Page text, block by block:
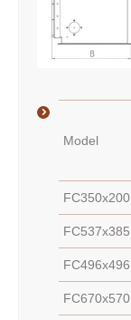
Model
FC350x200
FC537x385
FC496x496
FC670x570